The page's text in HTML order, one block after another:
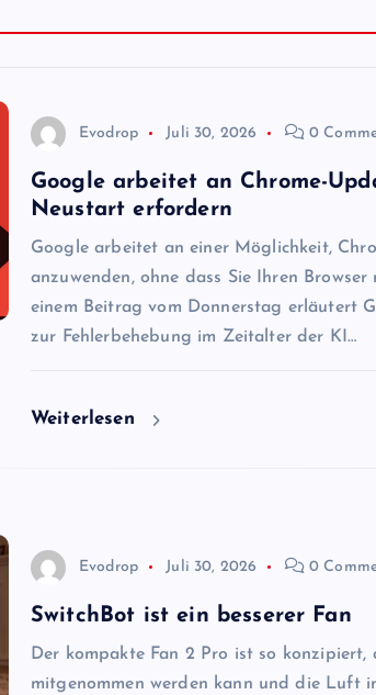
Evodrop Juli 30, 2026 0
Google arbeitet an Chrome-
Neustart erfordern
Google arbeitet an einer Möglichkeit,
anzuwenden, ohne dass Sie Ihren Browser
einem Beitrag vom Donnerstag erläutert
zur Fehlerbehebung im Zeitalter der KI…
Weiterlesen
Evodrop Juli 30, 2026 0
SwitchBot ist ein besserer Fan
Der kompakte Fan 2 Pro ist so konzipiert,
mitgenommen werden kann und die Luft